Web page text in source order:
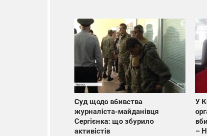
Суд щодо вбивства
журналіста-майданівця
Сергієнка: що збурило
активістів
У
–